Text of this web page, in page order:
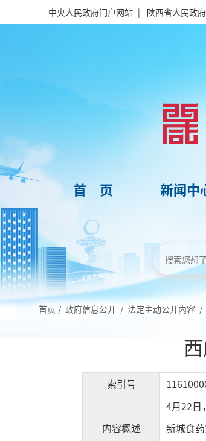
中央人民政府门户网站 | 陕西省人民政府
首 页 —— 新闻中
首页 / 政府信息公开 / 法定主动公开内容 /
索引号
内容概述
4月22日
新城食